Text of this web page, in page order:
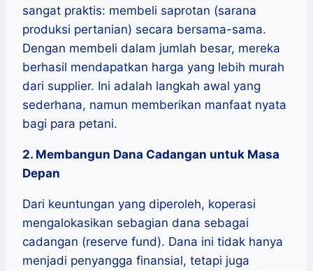
sangat praktis: membeli saprotan (sarana
produksi pertanian) secara bersama-sama.
Dengan membeli dalam jumlah besar, mereka
berhasil mendapatkan harga yang lebih murah
dari supplier. Ini adalah langkah awal yang
sederhana, namun memberikan manfaat nyata
bagi para petani.
2. Membangun Dana Cadangan untuk Masa
Depan
Dari keuntungan yang diperoleh, koperasi
mengalokasikan sebagian dana sebagai
cadangan (reserve fund). Dana ini tidak hanya
menjadi penyangga finansial, tetapi juga